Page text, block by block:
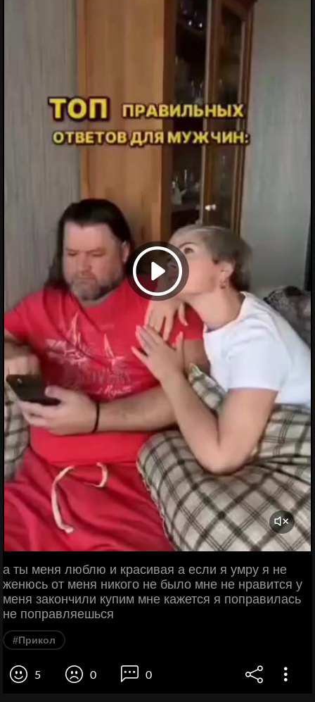
а ты меня люблю и красивая а если я умру я не
женюсь от меня никого не было мне не нравится у
меня закончили купим мне кажется я поправилась
не поправляешься
#Прикол
5 0 0